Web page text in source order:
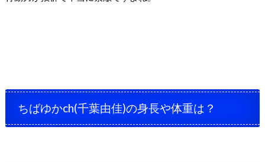
ちばゆかch(千葉由佳)の身長や体重は？